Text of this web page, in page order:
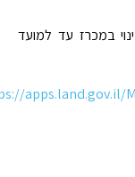
במכרז עד למועד